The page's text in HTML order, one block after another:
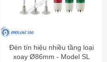
Đèn tín hiệu nhiều tầng loại
xoay Ø86mm - Model SL